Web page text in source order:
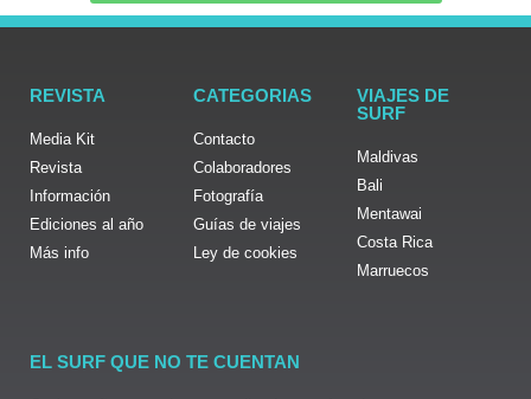
REVISTA
Media Kit
Revista
Información
Ediciones al año
Más info
CATEGORIAS
Contacto
Colaboradores
Fotografía
Guías de viajes
Ley de cookies
VIAJES DE
SURF
Maldivas
Bali
Mentawai
Costa Rica
Marruecos
EL SURF QUE NO TE CUENTAN